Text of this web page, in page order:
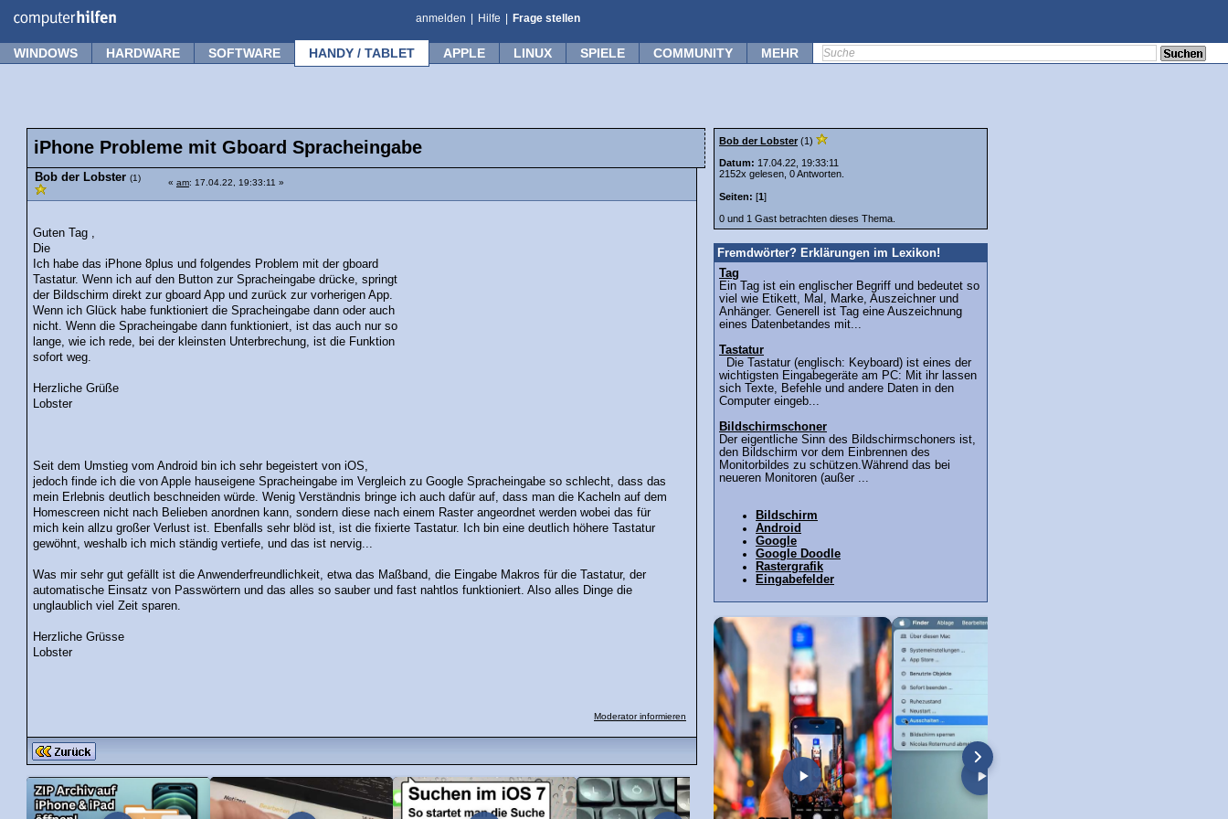
anmelden Hilfe Frage stellen
WINDOWS HARDWARE SOFTWARE HANDY / TABLET APPLE LINUX SPIELE COMMUNITY MEHR
iPhone Probleme mit Gboard Spracheingabe
Bob der Lobster (1) « am: 17.04.22, 19:33:11 »
Guten Tag ,
Die
Ich habe das iPhone 8plus und folgendes Problem mit der gboard
Tastatur. Wenn ich auf den Button zur Spracheingabe drücke, springt
der Bildschirm direkt zur gboard App und zurück zur vorherigen App.
Wenn ich Glück habe funktioniert die Spracheingabe dann oder auch
nicht. Wenn die Spracheingabe dann funktioniert, ist das auch nur so
lange, wie ich rede, bei der kleinsten Unterbrechung, ist die Funktion
sofort weg.
Herzliche Grüße
Lobster
Seit dem Umstieg vom Android bin ich sehr begeistert von iOS,
jedoch finde ich die von Apple hauseigene Spracheingabe im Vergleich zu Google Spracheingabe so schlecht, dass das
mein Erlebnis deutlich beschneiden würde. Wenig Verständnis bringe ich auch dafür auf, dass man die Kacheln auf dem
Homescreen nicht nach Belieben anordnen kann, sondern diese nach einem Raster angeordnet werden wobei das für
mich kein allzu großer Verlust ist. Ebenfalls sehr blöd ist, ist die fixierte Tastatur. Ich bin eine deutlich höhere Tastatur
gewöhnt, weshalb ich mich ständig vertiefe, und das ist nervig...
Was mir sehr gut gefällt ist die Anwenderfreundlichkeit, etwa das Maßband, die Eingabe Makros für die Tastatur, der
automatische Einsatz von Passwörtern und das alles so sauber und fast nahtlos funktioniert. Also alles Dinge die
unglaublich viel Zeit sparen.
Herzliche Grüsse
Lobster
Moderator informieren
Bob der Lobster (1)
Datum: 17.04.22, 19:33:11
2152x gelesen, 0 Antworten.
Seiten: [1]
0 und 1 Gast betrachten dieses Thema.
Fremdwörter? Erklärungen im Lexikon!
Tag
Ein Tag ist ein englischer Begriff und bedeutet so
viel wie Etikett, Mal, Marke, Auszeichner und
Anhänger. Generell ist Tag eine Auszeichnung
eines Datenbetandes mit...
Tastatur
Die Tastatur (englisch: Keyboard) ist eines der
wichtigsten Eingabegeräte am PC: Mit ihr lassen
sich Texte, Befehle und andere Daten in den
Computer eingeb...
Bildschirmschoner
Der eigentliche Sinn des Bildschirmschoners ist,
den Bildschirm vor dem Einbrennen des
Monitorbildes zu schützen.Während das bei
neueren Monitoren (außer ...
Bildschirm
Android
Google
Google Doodle
Rastergrafik
Eingabefelder